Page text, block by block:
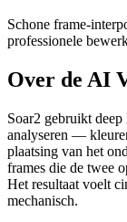
Schone frame-
professionele
Over de AI
Soar2 gebruikt
analyseren —
plaatsing van het
frames die de twee
Het resultaat voelt
mechanisch.